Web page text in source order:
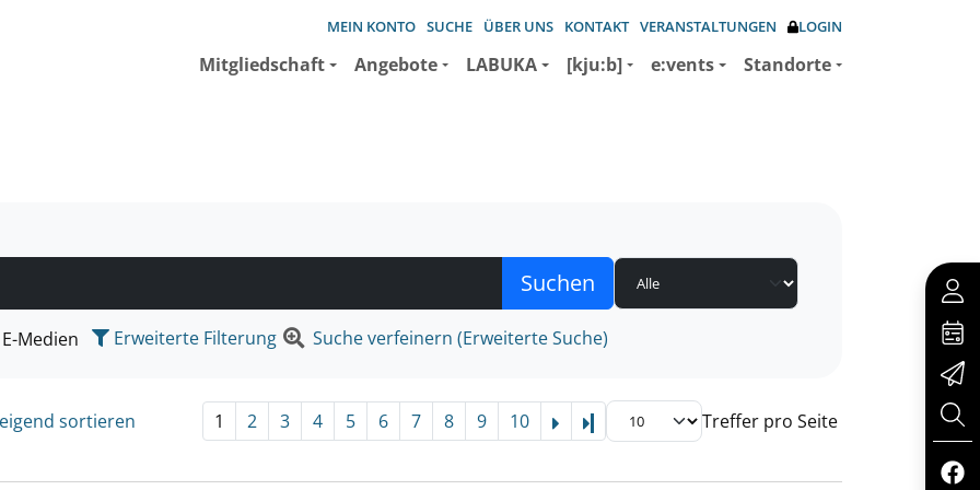
MEIN KONTO SUCHE ÜBER UNS KONTAKT VERANSTALTUNGEN LOGIN
Mitgliedschaft Angebote LABUKA [kju:b] e:vents Standorte
suchen wollen.
E-Medien Erweiterte Filterung Suche verfeinern (Erweiterte Suche)
sortieren 1 2 3 4 5 6 7 8 9 10 Letzte Seite Treffer pro Seite